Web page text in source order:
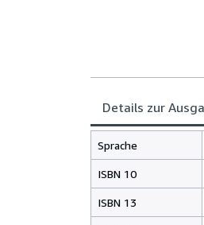
Details zur
Sprache
ISBN 10
ISBN 13